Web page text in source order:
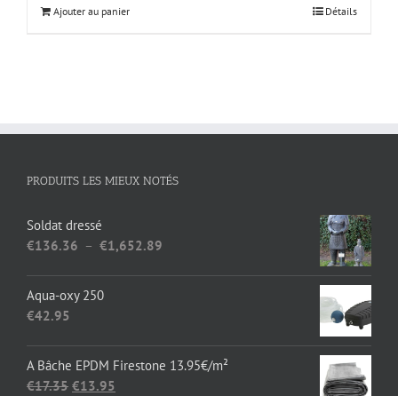
Ajouter au panier Détails
PRODUITS LES MIEUX NOTÉS
Soldat dressé
€136.36 – €1,652.89
€1,652.89
Aqua-oxy 250
€42.95
A Bâche EPDM Firestone 13.95€/m²
€17.35 Le
€13.95